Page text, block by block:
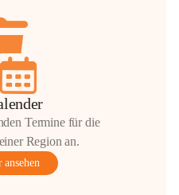
Termine für die
Region an.
ansehen